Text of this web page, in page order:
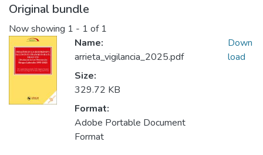
Original bundle
Now showing 1 - 1 of 1
Name:
arrieta_vigilancia_2025.pdf
Size:
329.72 KB
Format:
Adobe Portable Document
Format
Down
load